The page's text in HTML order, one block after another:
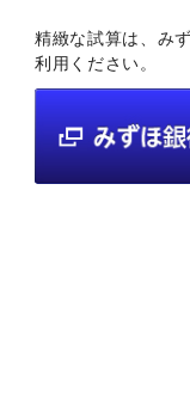
精緻な試算は、み
利用ください。